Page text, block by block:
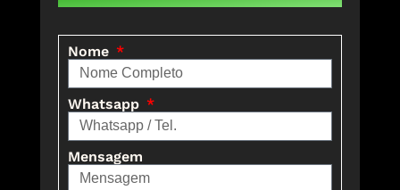
Nome
Whatsapp
Mensagem